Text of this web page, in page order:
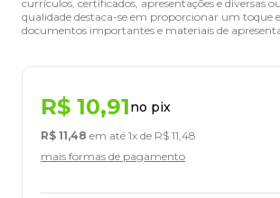
currículos, certificados, apresentações e diversas
qualidade destaca-se em proporcionar um toque
documentos importantes e materiais de
R$ 10,91no pix
R$ 11,48 em até 1x de R$ 11,48
mais formas de pagamento